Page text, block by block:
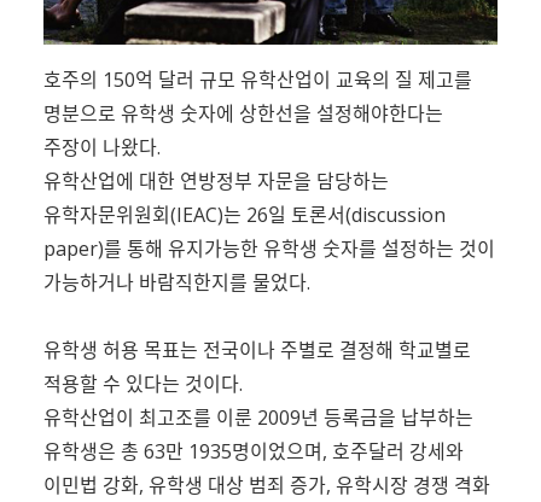
호주의 150억 달러 규모 유학산업이 교육의 질 제고를
명분으로 유학생 숫자에 상한선을 설정해야한다는
주장이 나왔다.
유학산업에 대한 연방정부 자문을 담당하는
유학자문위원회(IEAC)는 26일 토론서(discussion
paper)를 통해 유지가능한 유학생 숫자를 설정하는 것이
가능하거나 바람직한지를 물었다.
유학생 허용 목표는 전국이나 주별로 결정해 학교별로
적용할 수 있다는 것이다.
유학산업이 최고조를 이룬 2009년 등록금을 납부하는
유학생은 총 63만 1935명이었으며, 호주달러 강세와
이민법 강화, 유학생 대상 범죄 증가, 유학시장 경쟁 격화